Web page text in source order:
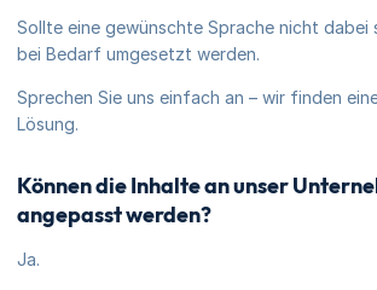
Sollte eine gewünschte Sprache nicht dabei
bei Bedarf umgesetzt werden.
Sprechen Sie uns einfach an – wir finden
Lösung.
Können die Inhalte an unser
angepasst werden?
Ja.